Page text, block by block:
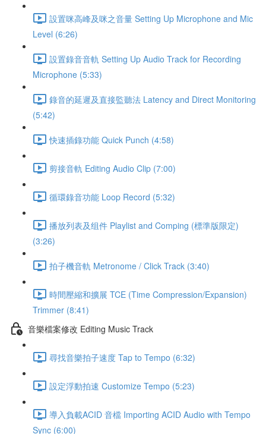
設置咪高峰及咪之音量 Setting Up Microphone and Mic
Level (6:26)
設置錄音音軌 Setting Up Audio Track for Recording
Microphone (5:33)
錄音的延遲及直接監聽法 Latency and Direct Monitoring
(5:42)
快速插錄功能 Quick Punch (4:58)
剪接音軌 Editing Audio Clip (7:00)
循環錄音功能 Loop Record (5:32)
播放列表及组件 Playlist and Comping (標準版限定)
(3:26)
拍子機音軌 Metronome / Click Track (3:40)
時間壓縮和擴展 TCE (Time Compression/Expansion)
Trimmer (8:41)
音樂檔案修改 Editing Music Track
尋找音樂拍子速度 Tap to Tempo (6:32)
設定浮動拍速 Customize Tempo (5:23)
導入負載ACID 音檔 Importing ACID Audio with Tempo
Sync (6:00)